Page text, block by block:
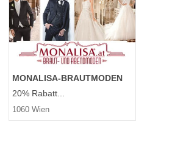
MONALISA-BRAUTMODEN
20% Rabatt...
1060 Wien